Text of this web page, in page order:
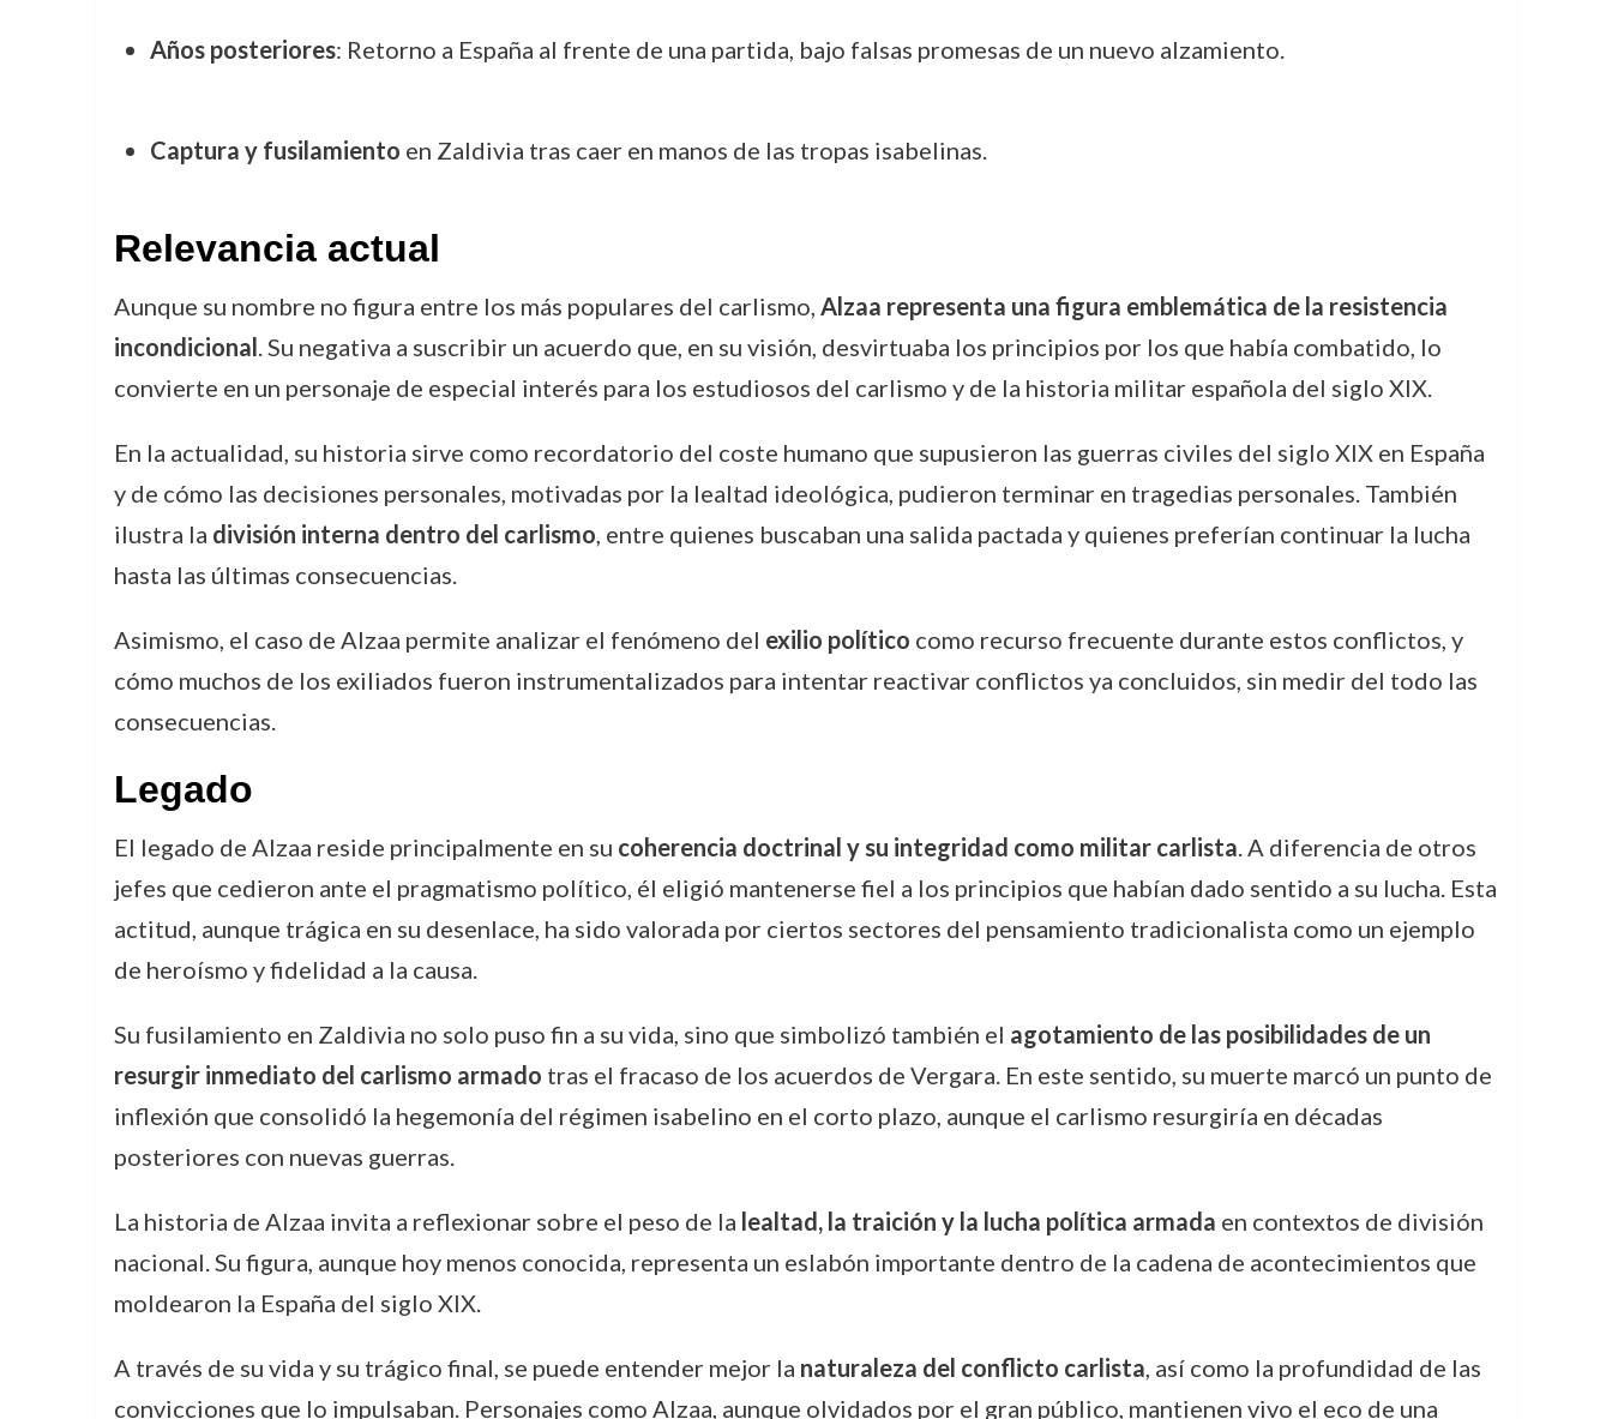
Años posteriores: Retorno a España al frente de una partida, bajo falsas promesas de un nuevo alzamiento.
Captura y fusilamiento en Zaldivia tras caer en manos de las tropas isabelinas.
Relevancia actual
Aunque su nombre no figura entre los más populares del carlismo, Alzaa representa una figura emblemática de la resistencia
incondicional. Su negativa a suscribir un acuerdo que, en su visión, desvirtuaba los principios por los que había combatido, lo
convierte en un personaje de especial interés para los estudiosos del carlismo y de la historia militar española del siglo XIX.
En la actualidad, su historia sirve como recordatorio del coste humano que supusieron las guerras civiles del siglo XIX en España
y de cómo las decisiones personales, motivadas por la lealtad ideológica, pudieron terminar en tragedias personales. También
ilustra la división interna dentro del carlismo, entre quienes buscaban una salida pactada y quienes preferían continuar la lucha
hasta las últimas consecuencias.
Asimismo, el caso de Alzaa permite analizar el fenómeno del exilio político como recurso frecuente durante estos conflictos, y
cómo muchos de los exiliados fueron instrumentalizados para intentar reactivar conflictos ya concluidos, sin medir del todo las
consecuencias.
Legado
El legado de Alzaa reside principalmente en su coherencia doctrinal y su integridad como militar carlista. A diferencia de otros
jefes que cedieron ante el pragmatismo político, él eligió mantenerse fiel a los principios que habían dado sentido a su lucha. Esta
actitud, aunque trágica en su desenlace, ha sido valorada por ciertos sectores del pensamiento tradicionalista como un ejemplo
de heroísmo y fidelidad a la causa.
Su fusilamiento en Zaldivia no solo puso fin a su vida, sino que simbolizó también el agotamiento de las posibilidades de un
resurgir inmediato del carlismo armado tras el fracaso de los acuerdos de Vergara. En este sentido, su muerte marcó un punto de
inflexión que consolidó la hegemonía del régimen isabelino en el corto plazo, aunque el carlismo resurgiría en décadas
posteriores con nuevas guerras.
La historia de Alzaa invita a reflexionar sobre el peso de la lealtad, la traición y la lucha política armada en contextos de división
nacional. Su figura, aunque hoy menos conocida, representa un eslabón importante dentro de la cadena de acontecimientos que
moldearon la España del siglo XIX.
A través de su vida y su trágico final, se puede entender mejor la naturaleza del conflicto carlista, así como la profundidad de las
convicciones que lo impulsaban. Personajes como Alzaa, aunque olvidados por el gran público, mantienen vivo el eco de una